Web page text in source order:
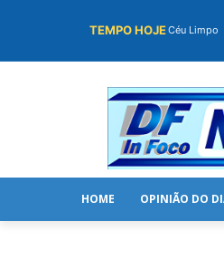
TEMPO HOJECéu Limpo
HOME OPINIÃO DO